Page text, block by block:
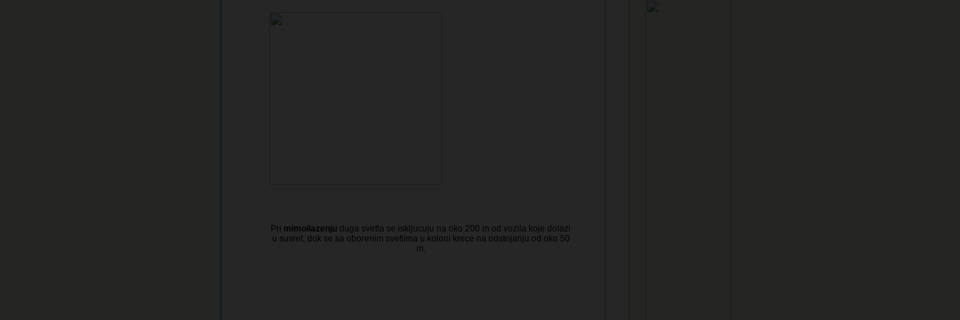
Pri mimoilazenju duga svetla se iskljucuju na oko 200 m od vozila koje dolazi
u susret, dok se sa oborenim svetlima u koloni krece na odstojanju od oko 50
m.